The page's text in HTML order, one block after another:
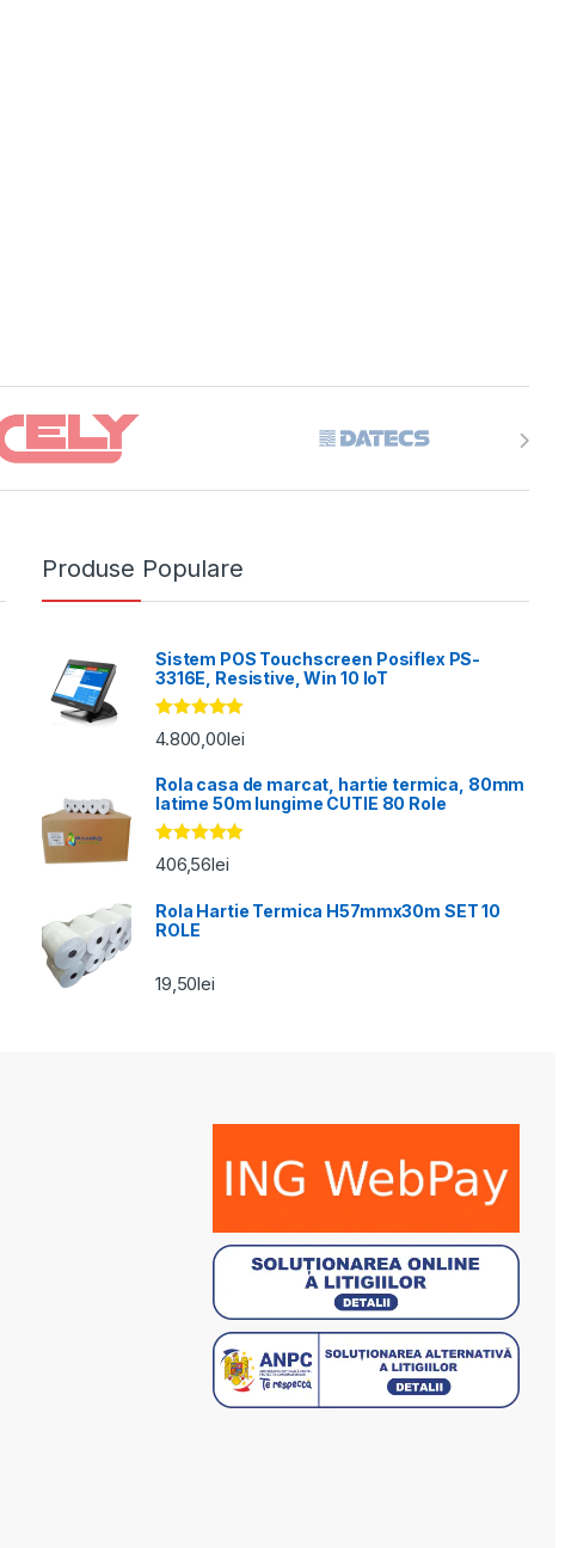
Produse Populare
Sistem POS Touchscreen Posiflex PS-
3316E, Resistive, Win 10 IoT
Evaluat la
5.00din 5
4.800,00lei
Rola casa de marcat, hartie termica, 80mm
latime 50m lungime CUTIE 80 Role
Evaluat la
5.00din 5
406,56lei
Rola Hartie Termica H57mmx30m SET 10
ROLE
19,50lei